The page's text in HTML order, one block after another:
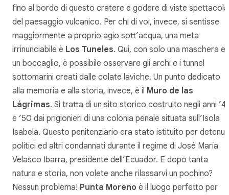
fino al bordo di questo cratere e godere di viste
del paesaggio vulcanico. Per chi di voi, invece, si sentisse
maggiormente a proprio agio sott’acqua, una meta
irrinunciabile è Los Tuneles. Qui, con solo una maschera e
un boccaglio, è possibile osservare gli archi e i tunnel
sottomarini creati dalle colate laviche. Un punto dedicato
alla memoria e alla storia, invece, è il Muro de las
Lágrimas. Si tratta di un sito storico costruito negli anni
e ’50 dai prigionieri di una colonia penale situata sull’Isola
Isabela. Questo penitenziario era stato istituito per detenuti
politici ed altri condannati durante il regime di José María
Velasco Ibarra, presidente dell’Ecuador. E dopo tanta
natura e storia, non volete anche rilassarvi un pochino?
Nessun problema! Punta Moreno è il luogo perfetto per